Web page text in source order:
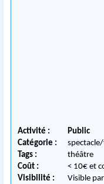
Activité :
Public
Catégorie :
Tags :
théâtre
Coût :
<
Visibilité :
Visible